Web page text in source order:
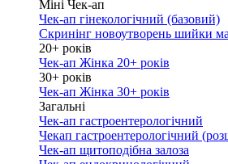
Міні Чек-ап
Чек-ап гінекологічний (базовий)
Скринінг новоутворень шийки
20+ років
Чек-ап Жінка 20+ років
30+ років
Чек-ап Жінка 30+ років
Загальні
Чек-ап гастроентерологічний
Чекап гастроентерологічний
Чек-ап щитоподібна залоза